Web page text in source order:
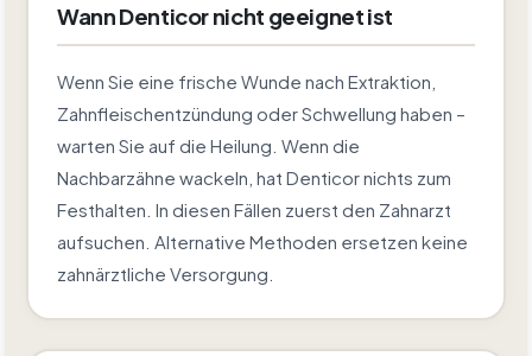
Wann Denticor nicht geeignet ist
Wenn Sie eine frische Wunde nach Extraktion,
Zahnfleischentzündung oder Schwellung haben –
warten Sie auf die Heilung. Wenn die
Nachbarzähne wackeln, hat Denticor nichts zum
Festhalten. In diesen Fällen zuerst den Zahnarzt
aufsuchen. Alternative Methoden ersetzen keine
zahnärztliche Versorgung.